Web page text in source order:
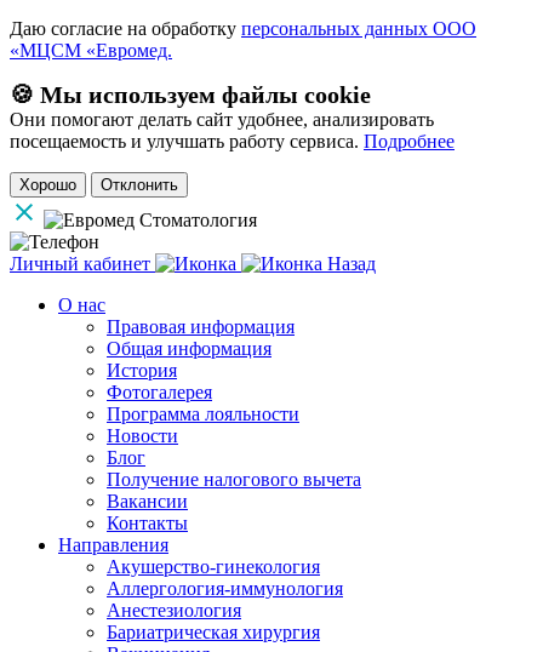
Даю согласие на обработку персональных данных ООО
«МЦСМ «Евромед.
🍪 Мы используем файлы cookie
Они помогают делать сайт удобнее, анализировать
посещаемость и улучшать работу сервиса. Подробнее
Хорошо Отклонить
Личный кабинет
Назад
О нас
Правовая информация
Общая информация
История
Фотогалерея
Программа лояльности
Новости
Блог
Получение налогового вычета
Вакансии
Контакты
Направления
Акушерство-гинекология
Аллергология-иммунология
Анестезиология
Бариатрическая хирургия